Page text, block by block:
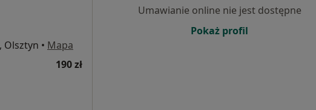
Olsztyn • Mapa
190 zł
Umawianie online nie jest dostępne
Pokaż profil